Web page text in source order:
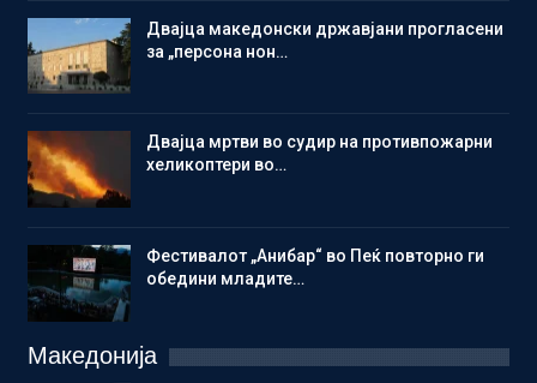
Двајца македонски државјани прогласени
за „персона нон…
Двајца мртви во судир на противпожарни
хеликоптери во…
Фестивалот „Анибар“ во Пеќ повторно ги
обедини младите…
Македонија